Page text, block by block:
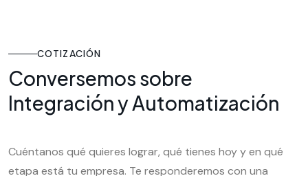
COTIZACIÓN
Conversemos sobre
Integración y Automatización
Cuéntanos qué quieres lograr, qué tienes hoy y en qué
etapa está tu empresa. Te responderemos con una